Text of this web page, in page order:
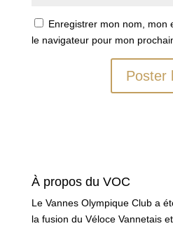
Enregistrer mon nom, mon
le navigateur pour mon
À propos du VOC
Le Vannes Olympique Club a
la fusion du Véloce Vannetais